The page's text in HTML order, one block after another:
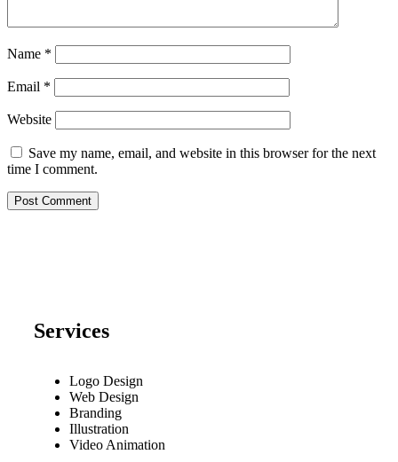
Name *
Email *
Website
Save my name, email, and website in this browser for the next
time I comment.
Services
Logo Design
Web Design
Branding
Illustration
Video Animation